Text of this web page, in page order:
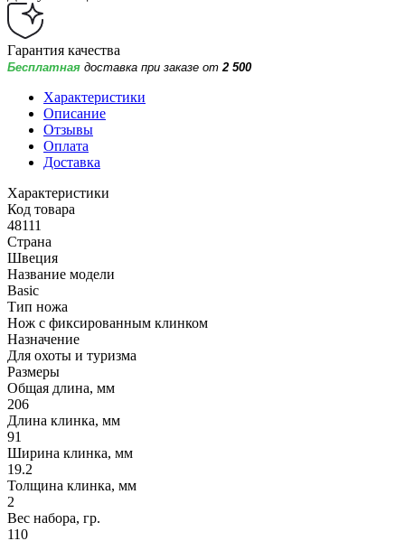
Гарантия качества
Бесплатная доставка при заказе от 2 500
Характеристики
Описание
Отзывы
Оплата
Доставка
Характеристики
Код товара
48111
Страна
Швеция
Название модели
Basic
Тип ножа
Нож с фиксированным клинком
Назначение
Для охоты и туризма
Размеры
Общая длина, мм
206
Длина клинка, мм
91
Ширина клинка, мм
19.2
Толщина клинка, мм
2
Вес набора, гр.
110